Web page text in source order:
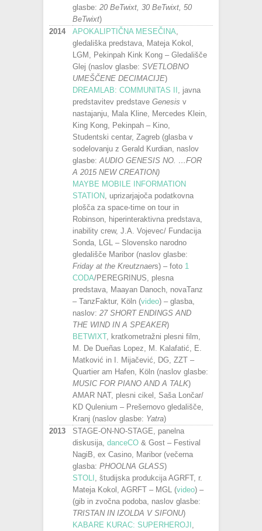
glasbe: 20 BeTwixt, 30 BeTwixt, 50
BeTwixt)
2014
APOKALIPTIČNA MESEČINA
gledališka predstava, Mateja Kokol,
LGM, Pekinpah Kink Kong – Gledališče
Glej (naslov glasbe: SVETLOBNO
UMEŠČENE DECIMACIJE)
DREAMLAB: COMMUNITAS II , javna
predstavitev predstave Genesis v
nastajanju, Mala Kline, Mercedes Klein,
King Kong, Pekinpah – Kino,
Studentski centar, Zagreb (glasba v
sodelovanju z Gerald Kurdian, naslov
glasbe: AUDIO GENESIS NO. …FOR
A 2015 NEW CREATION)
MAYBE MOBILE INFORMATION
STATION , uprizarjajoča podatkovna
plošča za space-time on tour in
Robinson, hiperinteraktivna predstava,
inability crew, J.A. Vojevec/ Fundacija
Sonda, LGL – Slovensko narodno
gledališče Maribor (naslov glasbe:
Friday at the Kreutznaers) – foto 1
CODA/PEREGRINUS, plesna
predstava, Maayan Danoch, novaTanz
– TanzFaktur, Köln (video) – glasba,
naslov: 27 SHORT ENDINGS AND
THE WIND IN A SPEAKER)
BETWIXT, kratkometražni plesni film,
M. De Dueñas Lopez, M. Kalafatić, E.
Matković in I. Mijačević, DG, ZZT –
Quartier am Hafen, Köln (naslov glasbe:
MUSIC FOR PIANO AND A TALK)
AMAR NAT, plesni cikel, Saša Lončar/
KD Qulenium – Prešernovo gledališče,
Kranj (naslov glasbe: Yatra)
2013
STAGE-ON-NO-STAGE, panelna
diskusija, danceCO & Gost – Festival
NagiB, ex Casino, Maribor (večerna
glasba: PHOOLNA GLASS)
STOLI , študijska produkcija AGRFT, r.
Mateja Kokol, AGRFT – MGL (video) –
(gib in zvočna podoba, naslov glasbe:
TRISTAN IN IZOLDA V SIFONU)
KABARE KURAC: SUPERHEROJI